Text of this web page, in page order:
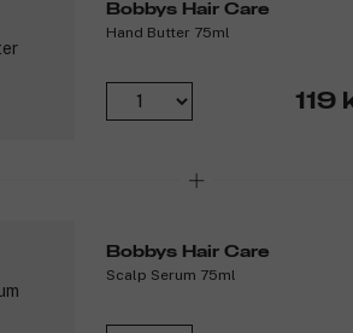
Bobbys Hair Care
Hand Butter 75ml
119
Bobbys Hair Care
Scalp Serum 75ml